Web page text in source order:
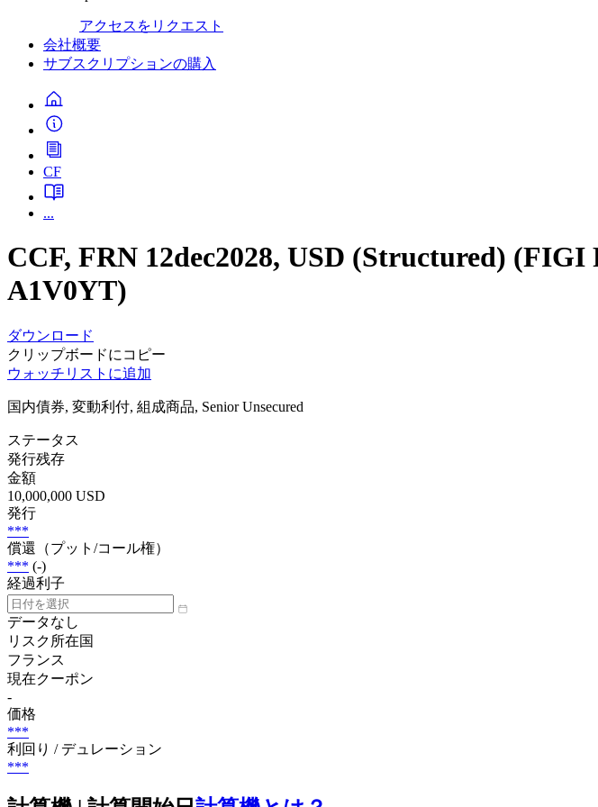
アクセスをリクエスト
会社概要
サブスクリプションの購入
CF
...
CCF, FRN 12dec2028, USD (Structured)
A1V0YT)
ダウンロード
クリップボードにコピー
ウォッチリストに追加
国内債券, 変動利付, 組成商品, Senior Unsecured
ステータス
発行残存
金額
10,000,000 USD
発行
***
償還（プット/コール権）
*** (-)
経過利子
データなし
リスク所在国
フランス
現在クーポン
-
価格
***
利回り / デュレーション
***